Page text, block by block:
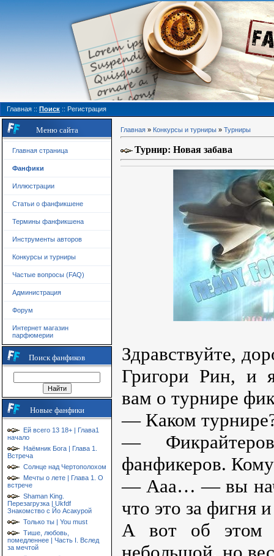
Главная :: Поиск :: Регистрация
Меню сайта
Главная страница
Фанфики
Иллюстрации
Статьи о фанфикшене
Термины фанфикшена
Инструменты авторов
Конкурсы и турниры
Частые вопросы (FAQ)
Администрация
Форум
Интернет магазин
парфюмерии
Поиск фанфиков
Новые фанфики
Ей всего 13 18+ | Глава1
начало
Наёмник Бога | Глава 1.
Встреча
Солнце над Чертополохом
Мечты о лете | Глава 1. О
встрече
Shaman King.
Перезагрузка | Ukfdf
Знакомство с Йо Асакурой
Только ты | You must
Тише, любовь,
помедленнее | Часть I. Вслед
за мечтой
Главная » Конкурсы и турниры » Турниры
Турнир: Новая забава
Здравствуйте,
Григори Рин, и я
вам о турнире
— Каком
—
фанфикеров.
— Ааа… — вы
что это за фигня
А вот об этом